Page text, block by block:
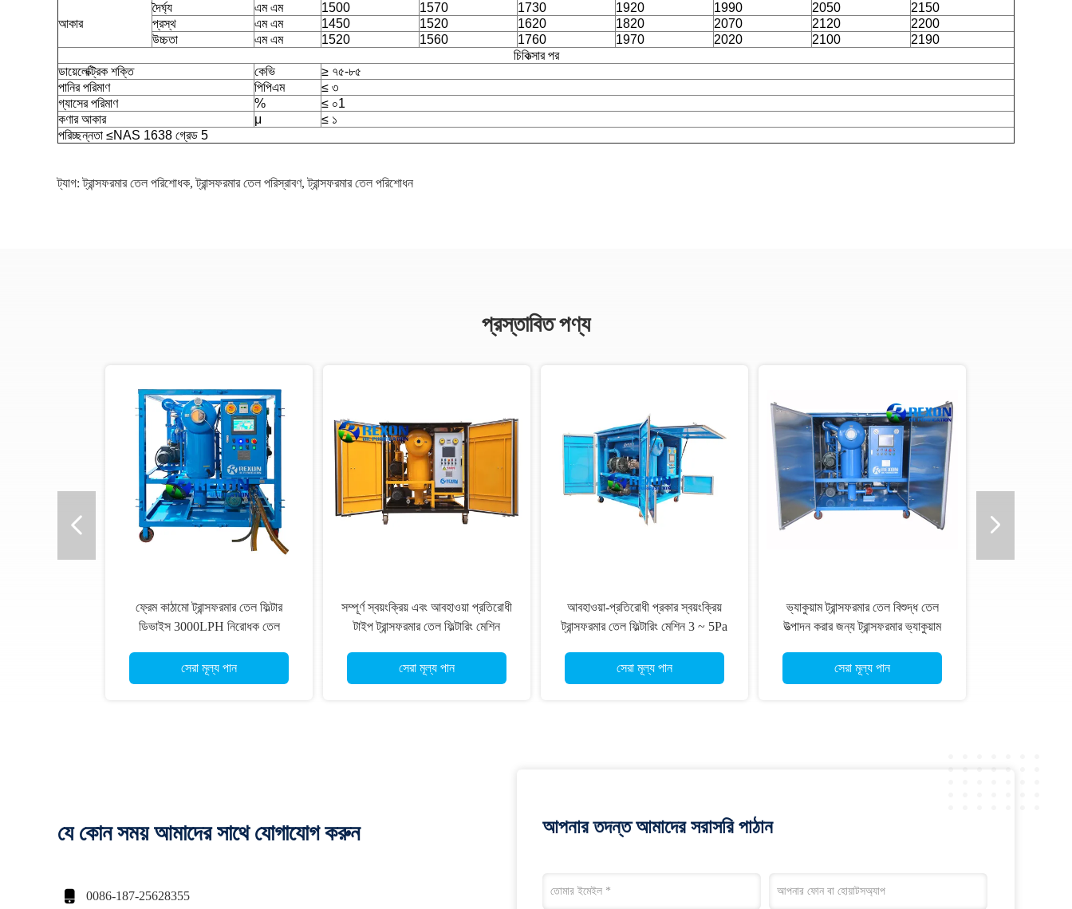
আকার
দৈর্ঘ্য এম এম 1500 1570 1730 1920 1990 2050
2150
প্রস্থ
এম এম 1450 1520 1620 1820 2070 2120
2200
উচ্চতা
এম এম 1520 1560 1760 1970 2020 2100
2190
চিকিত্সার পর
ডায়েলেক্ট্রিক শক্তি
কেভি
≥ ৭৫-৮৫
পানির পরিমাণ
পিপিএম
≤ ৩
গ্যাসের পরিমাণ
%
≤ ০1
কণার আকার
μ
≤ ১
পরিচ্ছন্নতা ≤NAS 1638 গ্রেড 5
ট্যাগ:ট্রান্সফরমার তেল পরিশোধক, ট্রান্সফরমার তেল পরিস্রাবণ, ট্রান্সফরমার তেল পরিশোধন
প্রস্তাবিত পণ্য
ফ্রেম কাঠামো ট্রান্সফরমার তেল ফিল্টার
ডিভাইস 3000LPH নিরোধক তেল
সেরা মূল্য পান
সম্পূর্ণ স্বয়ংক্রিয় এবং আবহাওয়া প্রতিরোধী
টাইপ ট্রান্সফরমার তেল ফিল্টারিং মেশিন
সেরা মূল্য পান
আবহাওয়া-প্রতিরোধী প্রকার স্বয়ংক্রিয়
ট্রান্সফরমার তেল ফিল্টারিং মেশিন 3 ~ 5Pa
সেরা মূল্য পান
ভ্যাকুয়াম ট্রান্সফরমার তেল বিশুদ্ধ তেল
উত্পাদন করার জন্য ট্রান্সফরমার ভ্যাকুয়াম
সেরা মূল্য পান
যে কোন সময় আমাদের সাথে যোগাযোগ করুন
 0086-187-25628355
আপনার তদন্ত আমাদের সরাসরি পাঠান